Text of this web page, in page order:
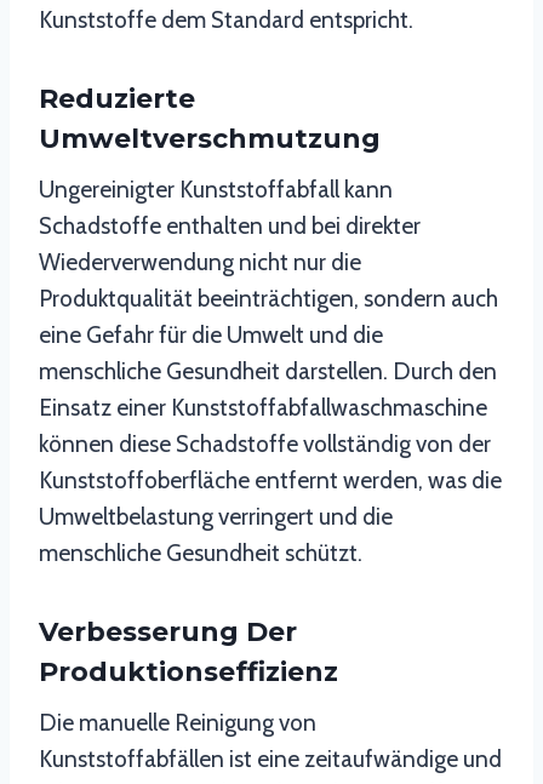
Kunststoffe dem Standard entspricht.
Reduzierte
Umweltverschmutzung
Ungereinigter Kunststoffabfall kann
Schadstoffe enthalten und bei direkter
Wiederverwendung nicht nur die
Produktqualität beeinträchtigen, sondern auch
eine Gefahr für die Umwelt und die
menschliche Gesundheit darstellen. Durch den
Einsatz einer Kunststoffabfallwaschmaschine
können diese Schadstoffe vollständig von der
Kunststoffoberfläche entfernt werden, was die
Umweltbelastung verringert und die
menschliche Gesundheit schützt.
Verbesserung Der
Produktionseffizienz
Die manuelle Reinigung von
Kunststoffabfällen ist eine zeitaufwändige und